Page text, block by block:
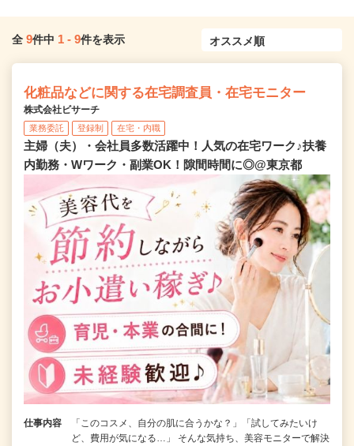
全 9件中 1 - 9件を表示
化粧品などに関する在宅調査員・在宅モニター
株式会社ビサーチ
業務委託 登録制 在宅・内職
主婦（夫）・会社員多数活躍中！人気の在宅ワーク♪扶養
内勤務・Wワーク・副業OK！隙間時間に◎@東京都
仕事内容
「このコスメ、自分の肌に合うかな？」「試してみたいけ
ど、費用が気になる…」 そんな気持ち、美容モニターで解決